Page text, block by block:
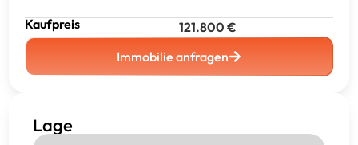
Kaufpreis 121.800 €
Immobilie anfragen
Lage